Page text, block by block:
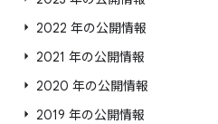
2022 年の公開情報
2021 年の公開情報
2020 年の公開情報
2019 年の公開情報